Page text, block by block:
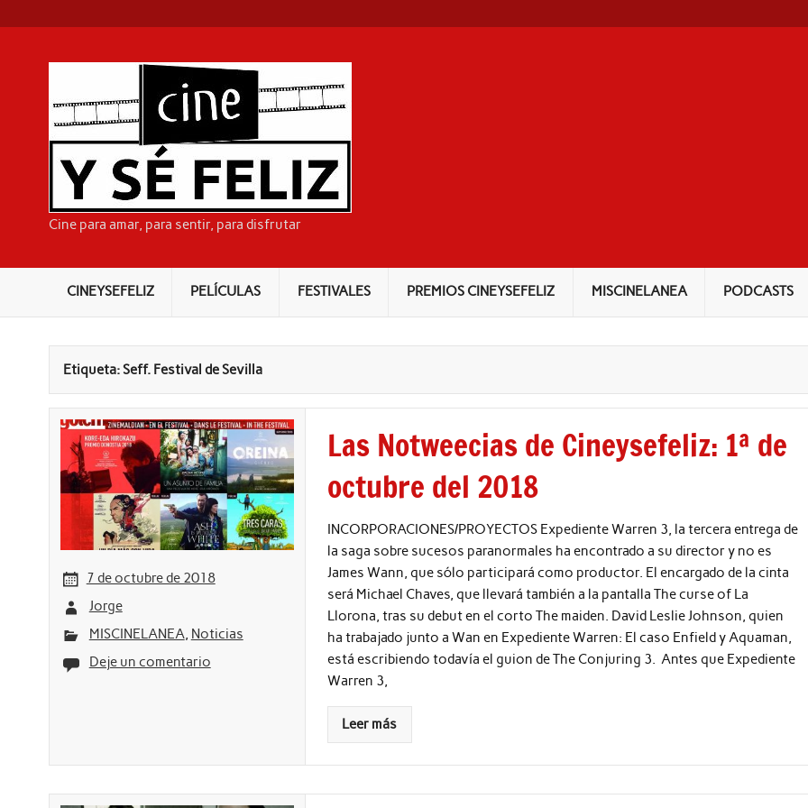
content
Cine para amar, para sentir, para disfrutar
CINEYSEFELIZ PELÍCULAS FESTIVALES PREMIOS CINEYSEFELIZ MISCINELANEA PODCASTS
Etiqueta:Seff. Festival de Sevilla
7 de octubre de 2018
Jorge
MISCINELANEA, Noticias
Deje un comentario
Las Notweecias de Cineysefeliz: 1ª de
octubre del 2018
INCORPORACIONES/PROYECTOS Expediente Warren 3, la tercera entrega de
la saga sobre sucesos paranormales ha encontrado a su director y no es
James Wann, que sólo participará como productor. El encargado de la cinta
será Michael Chaves, que llevará también a la pantalla The curse of La
Llorona, tras su debut en el corto The maiden. David Leslie Johnson, quien
ha trabajado junto a Wan en Expediente Warren: El caso Enfield y Aquaman,
está escribiendo todavía el guion de The Conjuring 3. Antes que Expediente
Warren 3,
Leer más